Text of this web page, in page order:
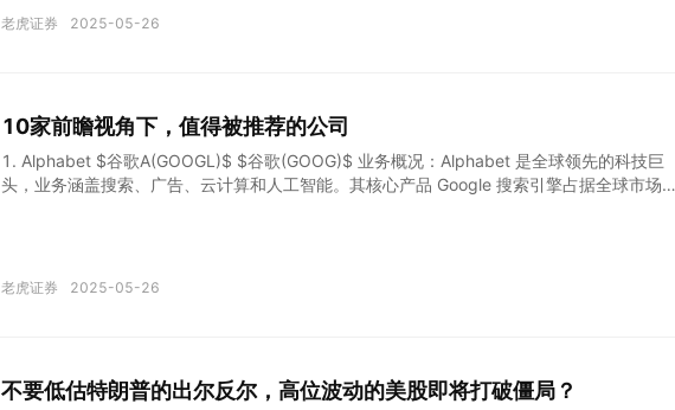
并加速新反应堆申请审批后，上周五股价飙升23%。目前，核电站许可证的获取可能需要超
美元），但仍具有投机性。这种波动性通常出现在市值低于5亿美元的公司中。尽管最近其正
面势头强劲，但该股票的空头头寸仍高达10%。 O
老虎证券 2025-05-26
10家前瞻视角下，值得被推荐的公司
1. Alphabet $谷歌A(GOOGL)$ $谷歌(GOOG)$ 业务概况：Alphabet 是全球领先的科技巨
头，业务涵盖搜索、广告、云计算和人工智能。其核心产品 Google 搜索引擎占据全球市场主
素，然而从实际营收及用户时长来看，暂时并无定论。市场反应得过于悲观，因此也有反弹的
前瞻市盈率（PE）仅为18，估值合理。 当前股价：168.47美元（截至2025年5月26日）。
分析：Alphabet 的多元化业务和创新能力使其
老虎证券 2025-05-26
不要低估特朗普的出尔反尔，高位波动的美股即将打破僵局？